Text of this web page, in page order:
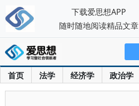
首页 法学 经济学 政治学
下载爱思想APP
随时随地阅读精品文章